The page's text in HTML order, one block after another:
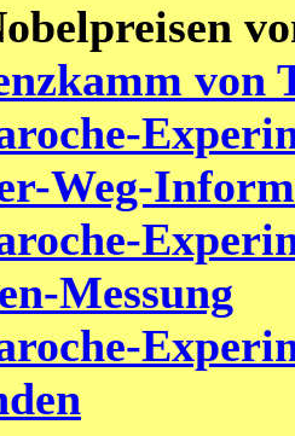
von
Weg-
Messung